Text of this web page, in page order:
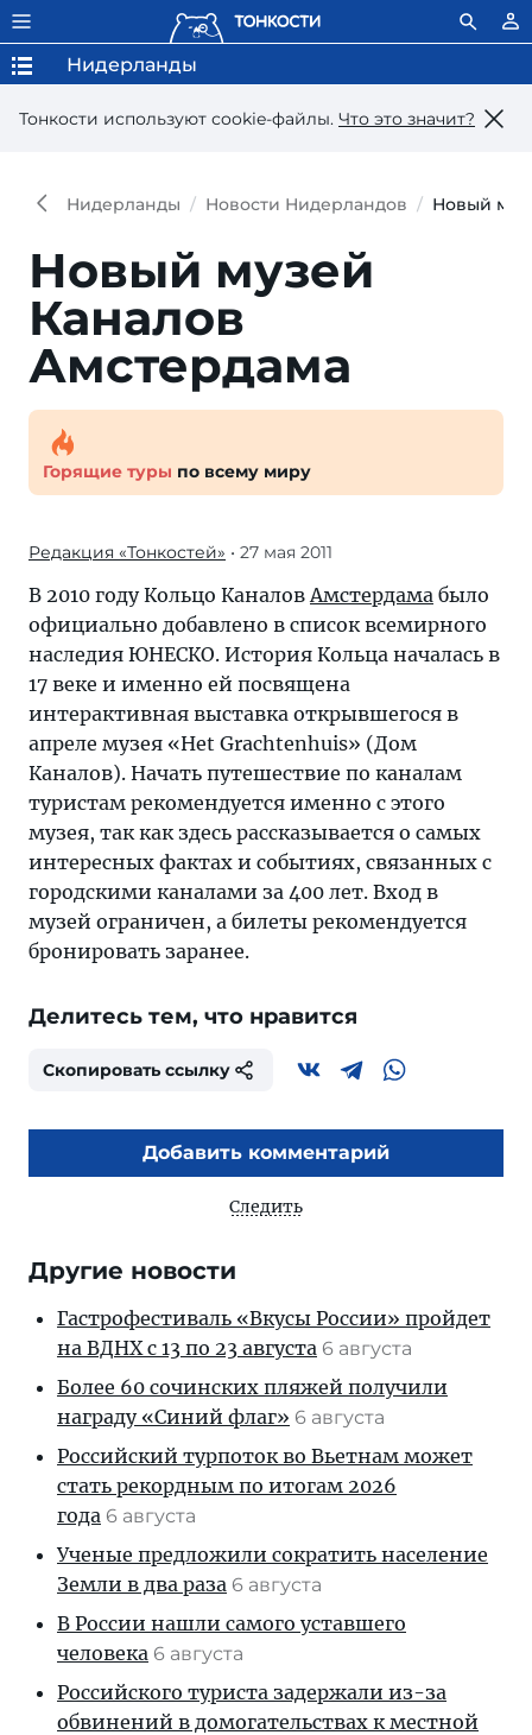
Тонкости используют сookie-файлы. Что это значит?
Нидерланды
Нидерланды Новости Нидерландов Новый
Новый музей
Каналов
Амстердама
Горящие туры по всему миру
Редакция «Тонкостей» • 27 мая 2011
В 2010 году Кольцо КаналовАмстердама было
официально добавлено в список всемирного
наследия ЮНЕСКО. История Кольца началась в
17 веке и именно ей посвящена
интерактивная выставка открывшегося в
апреле музея «Het Grachtenhuis» (Дом
Каналов). Начать путешествие по каналам
туристам рекомендуется именно с этого
музея, так как здесь рассказывается о самых
интересных фактах и событиях, связанных с
городскими каналами за 400 лет. Вход в
музей ограничен, а билеты рекомендуется
бронировать заранее.
Делитесь тем, что нравится
Скопировать ссылку
Добавить комментарий
Следить
Другие новости
Гастрофестиваль «Вкусы России» пройдет
на ВДНХ с 13 по 23 августа 6 августа
Более 60 сочинских пляжей получили
награду «Синий флаг» 6 августа
Российский турпоток во Вьетнам может
стать рекордным по итогам 2026
года 6 августа
Ученые предложили сократить население
Земли в два раза 6 августа
В России нашли самого уставшего
человека 6 августа
Российского туриста задержали из-за
обвинений в домогательствах к местной